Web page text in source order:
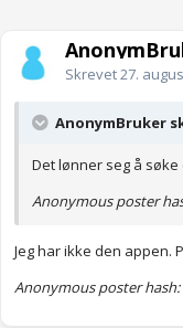
Skrevet27.
AnonymBruker
Det lønner seg å
Anonymous poster
Jeg har ikke den appen.
Anonymous poster hash: